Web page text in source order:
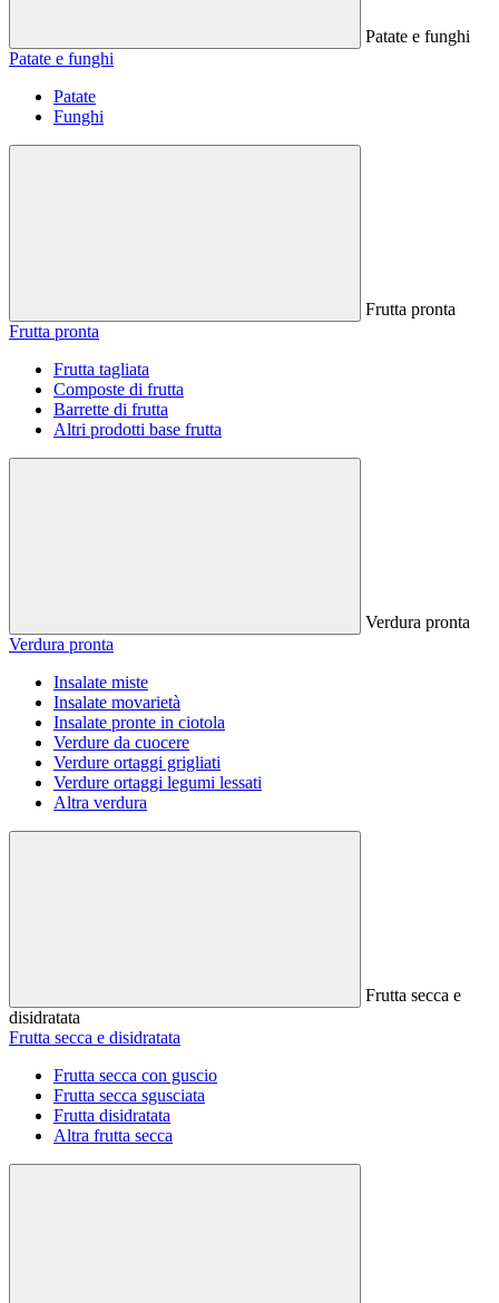
Patate e funghi
Patate e funghi
Patate
Funghi
Frutta pronta
Frutta pronta
Frutta tagliata
Composte di frutta
Barrette di frutta
Altri prodotti base frutta
Verdura pronta
Verdura pronta
Insalate miste
Insalate movarietà
Insalate pronte in ciotola
Verdure da cuocere
Verdure ortaggi grigliati
Verdure ortaggi legumi lessati
Altra verdura
Frutta secca e
disidratata
Frutta secca e disidratata
Frutta secca con guscio
Frutta secca sgusciata
Frutta disidratata
Altra frutta secca